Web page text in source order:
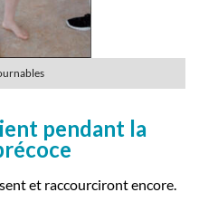
pendant la
et raccourciront encore.